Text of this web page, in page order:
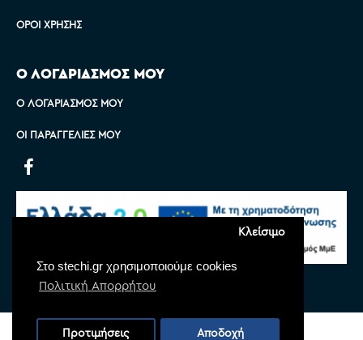
Στο stechi.gr χρησιμοποιούμε cookies
Πολιτική Απορρήτου
Κλείσιμο
Προτιμήσεις Αποδοχή
ΌΡΟΙ ΧΡΉΣΗΣ
Ο ΛΟΓΑΡΙΑΣΜΟΣ ΜΟΥ
Ο ΛΟΓΑΡΙΑΣΜΌΣ ΜΟΥ
ΟΙ ΠΑΡΑΓΓΕΛΊΕΣ ΜΟΥ
Copyright © 2022 Stechi, All Rights Reserved